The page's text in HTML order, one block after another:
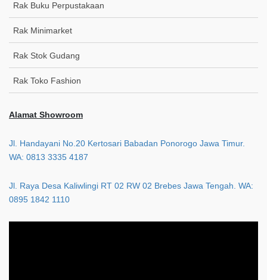
Rak Buku Perpustakaan
Rak Minimarket
Rak Stok Gudang
Rak Toko Fashion
Alamat Showroom
Jl. Handayani No.20 Kertosari Babadan Ponorogo Jawa Timur.
WA: 0813 3335 4187
Jl. Raya Desa Kaliwlingi RT 02 RW 02 Brebes Jawa Tengah. WA:
0895 1842 1110